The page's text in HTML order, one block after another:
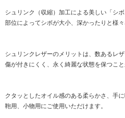
シュリンク（収縮）加工による美しい「シボ
部位によってシボが大小、深かったりと様々
シュリンクレザーのメリットは、数あるレ
傷が付きにくく、永く綺麗な状態を保つこと
クタッとしたオイル感のある柔らかさ、手に
鞄用、小物用にご使用いただけます。